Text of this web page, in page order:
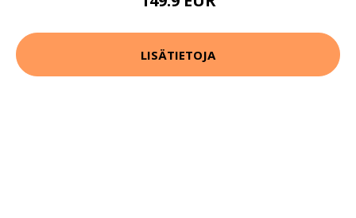
LISÄTIETOJA